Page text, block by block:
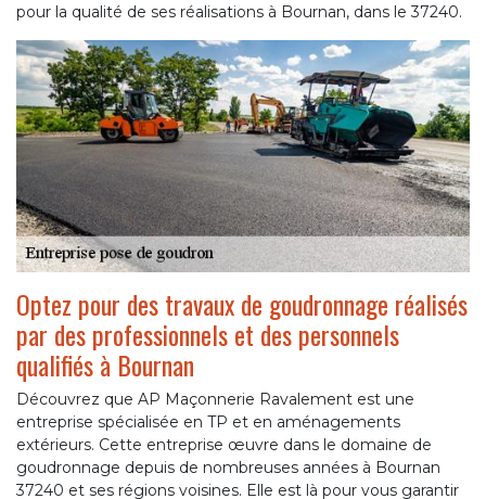
pour la qualité de ses réalisations à Bournan, dans le 37240.
Optez pour des travaux de goudronnage réalisés
par des professionnels et des personnels
qualifiés à Bournan
Découvrez que AP Maçonnerie Ravalement est une
entreprise spécialisée en TP et en aménagements
extérieurs. Cette entreprise œuvre dans le domaine de
goudronnage depuis de nombreuses années à Bournan
37240 et ses régions voisines. Elle est là pour vous garantir